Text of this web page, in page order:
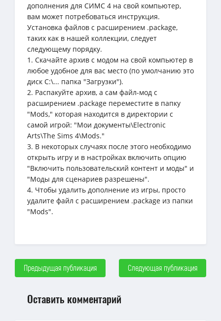
дополнения для СИМС 4 на свой компьютер,
вам может потребоваться инструкция.
Установка файлов с расширением .package,
таких как в нашей коллекции, следует
следующему порядку.
1. Скачайте архив с модом на свой компьютер в
любое удобное для вас место (по умолчанию это
диск C:\... папка "Загрузки").
2. Распакуйте архив, а сам файл-мод с
расширением .package переместите в папку
"Mods," которая находится в директории с
самой игрой: "Мои документы\Electronic
Arts\The Sims 4\Mods."
3. В некоторых случаях после этого необходимо
открыть игру и в настройках включить опцию
"Включить пользовательский контент и моды" и
"Моды для сценариев разрешены".
4. Чтобы удалить дополнение из игры, просто
удалите файл с расширением .package из папки
"Mods".
Предыдущая публикация Следующая публикация
Оставить комментарий